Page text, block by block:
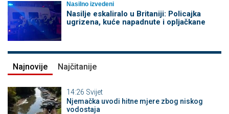
Nasilno izvedeni
Nasilje eskaliralo u Britaniji: Policajka
ugrizena, kuće napadnute i opljačkane
Najnovije Najčitanije
14:26 Svijet
Njemačka uvodi hitne mjere zbog niskog
vodostaja